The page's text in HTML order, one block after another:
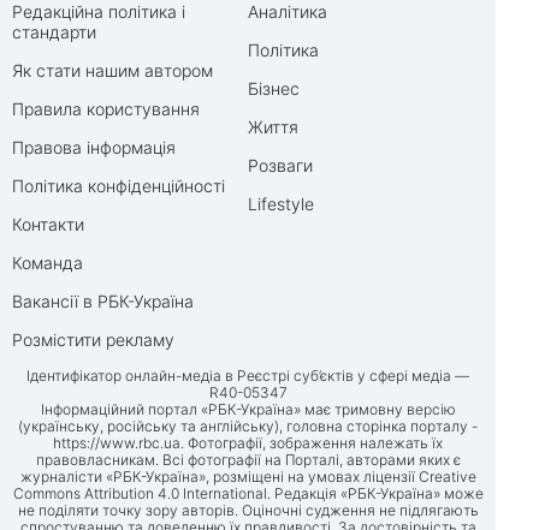
Редакційна політика і
стандарти
Як стати нашим автором
Правила користування
Правова інформація
Політика конфіденційності
Контакти
Команда
Вакансії в РБК-Україна
Розмістити рекламу
Аналітика
Політика
Бізнес
Життя
Розваги
Lifestyle
Ідентифікатор онлайн-медіа в Реєстрі суб’єктів у сфері медіа —
R40-05347
Інформаційний портал «РБК-Україна» має тримовну версію
(українську, російську та англійську), головна сторінка порталу -
https://www.rbc.ua. Фотографії, зображення належать їх
правовласникам. Всі фотографії на Порталі, авторами яких є
журналісти «РБК-Україна», розміщені на умовах ліцензії Creative
Commons Attribution 4.0 International. Редакція «РБК-Україна» може
не поділяти точку зору авторів. Оціночні судження не підлягають